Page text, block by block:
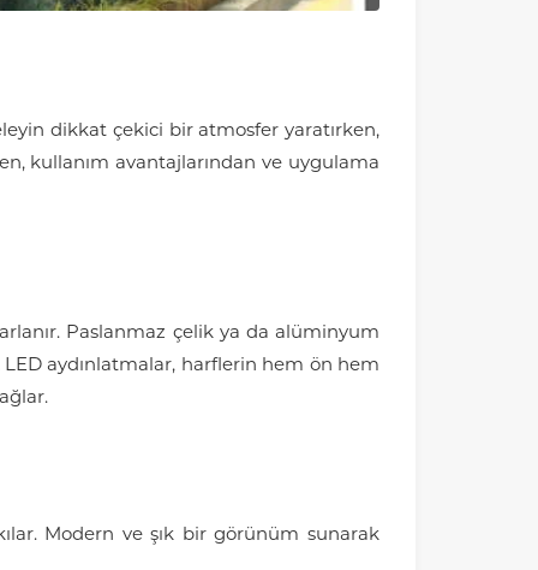
dikkat çekici bir atmosfer yaratırken,
kullanım avantajlarından ve uygulama
Paslanmaz çelik ya da alüminyum
aydınlatmalar, harflerin hem ön hem
Modern ve şık bir görünüm sunarak